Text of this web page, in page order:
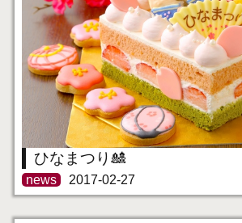
ひなまつり🎎
news 2017-02-27